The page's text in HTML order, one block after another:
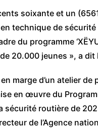
soixante et un
technique de sécurité
du programme
20.000 jeunes », a dit
marge d’un atelier de
en œuvre du
sécurité routière de
de l’Agence